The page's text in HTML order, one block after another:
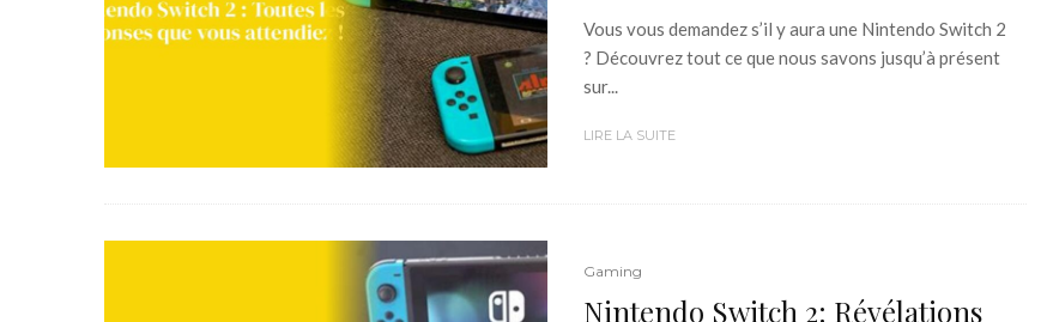
Vous vous demandez s’il y aura une Nintendo Switch 2
? Découvrez tout ce que nous savons jusqu’à présent
sur...
LIRE LA SUITE
Gaming
Nintendo Switch 2: Révélations